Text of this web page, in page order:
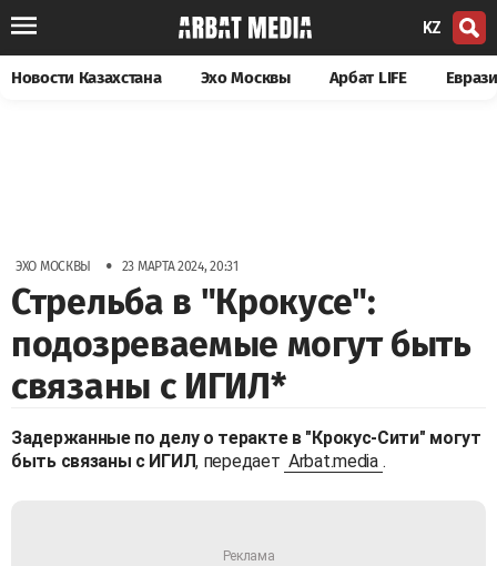
KZ
Новости Казахстана Эхо Москвы Арбат LIFE
ЭХО МОСКВЫ • 23 МАРТА 2024, 20:31
Стрельба в "Крокусе":
подозреваемые могут быть
связаны с ИГИЛ*
Задержанные по делу о теракте в "Крокус-Сити" могут
быть связаны с ИГИЛ, передает Arbat.media .